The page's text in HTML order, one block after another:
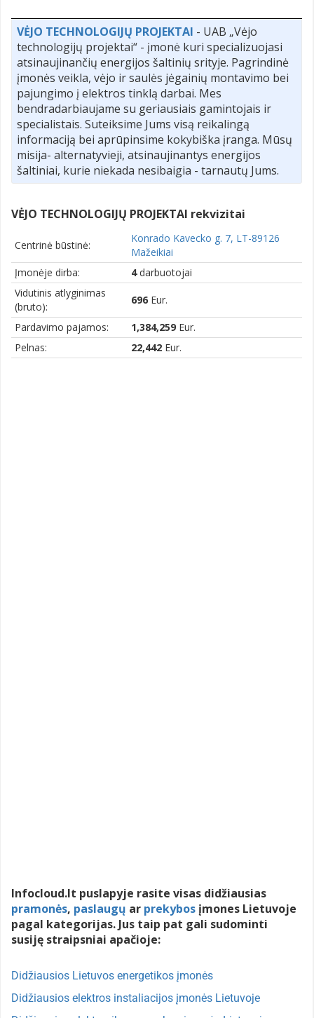
VĖJO TECHNOLOGIJŲ PROJEKTAI - UAB „Vėjo
technologijų projektai“ - įmonė kuri specializuojasi
atsinaujinančių energijos šaltinių srityje. Pagrindinė
įmonės veikla, vėjo ir saulės jėgainių montavimo bei
pajungimo į elektros tinklą darbai. Mes
bendradarbiaujame su geriausiais gamintojais ir
specialistais. Suteiksime Jums visą reikalingą
informaciją bei aprūpinsime kokybiška įranga. Mūsų
misija- alternatyvieji, atsinaujinantys energijos
šaltiniai, kurie niekada nesibaigia - tarnautų Jums.
VĖJO TECHNOLOGIJŲ PROJEKTAI rekvizitai
Centrinė būstinė:
Konrado Kavecko g. 7, LT-89126
Mažeikiai
Įmonėje dirba:
4darbuotojai
Vidutinis atlyginimas
(bruto):
696 Eur.
Pardavimo pajamos: 1,384,259 Eur.
Pelnas:
22,442 Eur.
Infocloud.lt puslapyje rasite visas didžiausias
pramonės, paslaugų ar prekybos įmones Lietuvoje
pagal kategorijas. Jus taip pat gali sudominti
susiję straipsniai apačioje:
Didžiausios Lietuvos energetikos įmonės
Didžiausios elektros instaliacijos įmonės Lietuvoje